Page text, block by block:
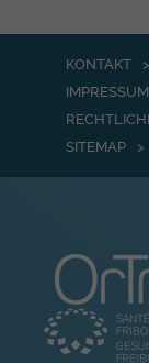
KONTAKT
IMPRESSUM
SITEMAP